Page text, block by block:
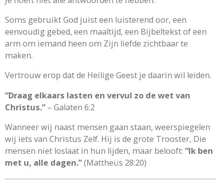
Soms gebruikt God juist een luisterend oor, een
eenvoudig gebed, een maaltijd, een Bijbeltekst of een
arm om iemand heen om Zijn liefde zichtbaar te
maken.
Vertrouw erop dat de Heilige Geest je daarin wil leiden.
“Draag elkaars lasten en vervul zo de wet van
Christus.” – Galaten 6:2
Wanneer wij naast mensen gaan staan, weerspiegelen
wij iets van Christus Zelf. Hij is de grote Trooster, Die
mensen niet loslaat in hun lijden, maar belooft: “Ik ben
met u, alle dagen.”(Mattheüs 28:20)